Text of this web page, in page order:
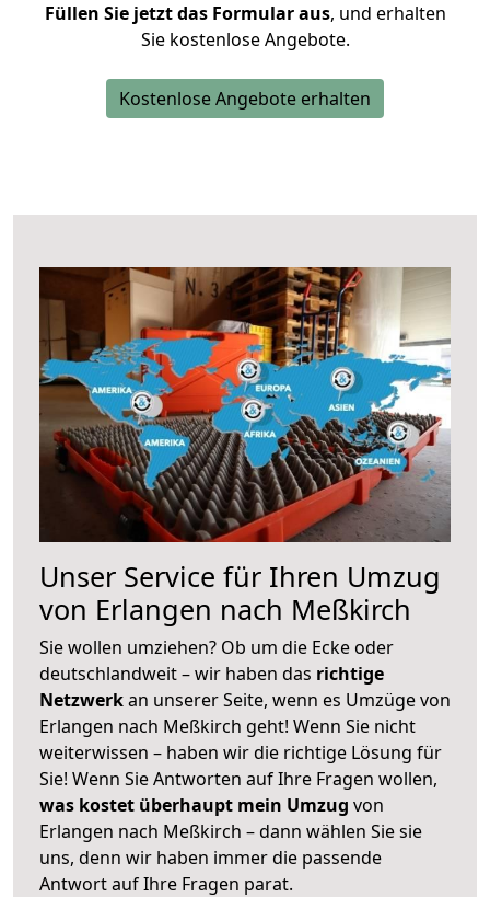
Füllen Sie jetzt das Formular aus, und erhalten
Sie kostenlose Angebote.
Kostenlose Angebote erhalten
Unser Service für Ihren Umzug
von Erlangen nach Meßkirch
Sie wollen umziehen? Ob um die Ecke oder
deutschlandweit – wir haben das richtige
Netzwerkan unserer Seite, wenn es Umzüge von
Erlangen nach Meßkirch geht! Wenn Sie nicht
weiterwissen – haben wir die richtige Lösung für
Sie! Wenn Sie Antworten auf Ihre Fragen wollen,
was kostet überhaupt mein Umzug von
Erlangen nach Meßkirch – dann wählen Sie sie
uns, denn wir haben immer die passende
Antwort auf Ihre Fragen parat.